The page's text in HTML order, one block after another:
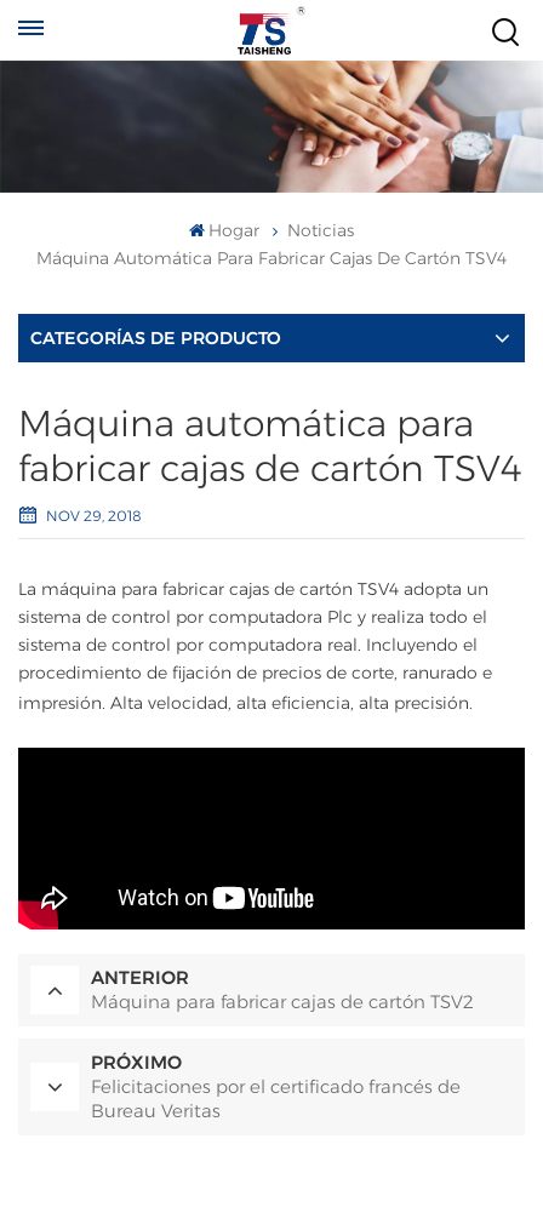
Hogar
Noticias
Máquina Automática Para Fabricar Cajas De Cartón TSV4
CATEGORÍAS DE PRODUCTO
Máquina automática para
fabricar cajas de cartón TSV4
NOV 29, 2018
La máquina para fabricar cajas de cartón TSV4 adopta un
sistema de control por computadora Plc y realiza todo el
sistema de control por computadora real. Incluyendo el
procedimiento de fijación de precios de corte, ranurado e
impresión. Alta velocidad, alta eficiencia, alta precisión.
ANTERIOR
Máquina para fabricar cajas de cartón TSV2
PRÓXIMO
Felicitaciones por el certificado francés de
Bureau Veritas